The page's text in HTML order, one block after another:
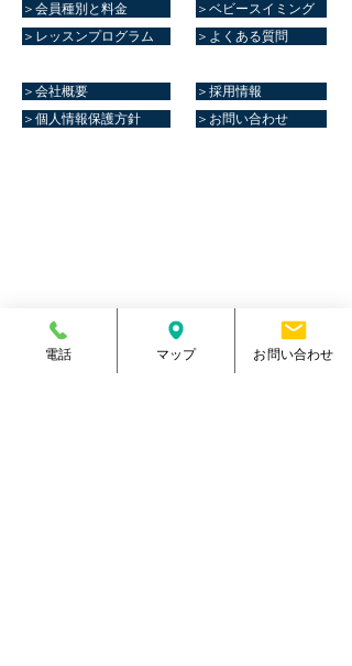
＞会員種別と料金
＞レッスンプログラム
＞ベビースイミング
＞よくある質問
＞会社概要
＞個人情報保護方針
＞採用情報
＞お問い合わせ
​手続受付時間
祝日 ／10:00～20:00
月～金／10:00～20:00
土 ／10:00～17:00
電話 マップ お問い合わせ